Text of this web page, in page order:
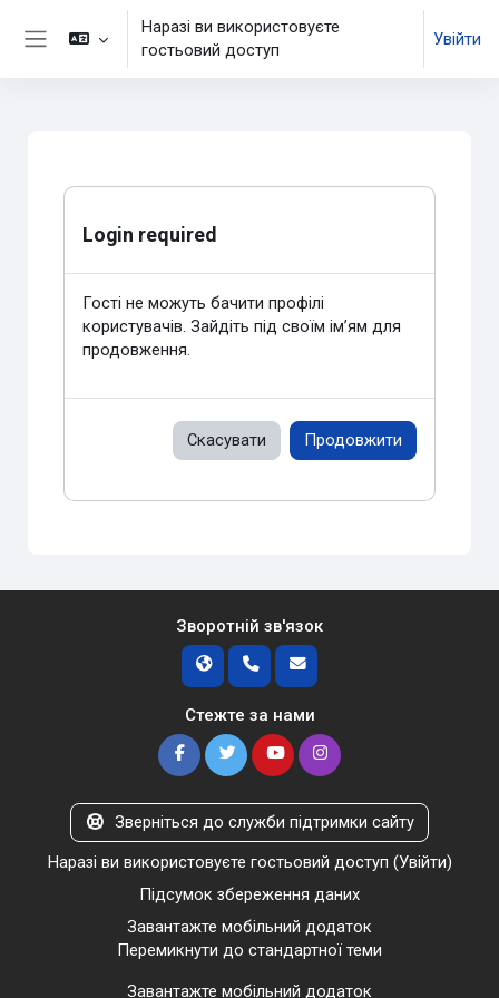
Перейти до головного вмісту
Бокова панель
Наразі ви використовуєте
гостьовий доступ
Увійти
Login required
Гості не можуть бачити профілі
користувачів. Зайдіть під своїм ім’ям для
продовження.
Скасувати Продовжити
Зворотній зв'язок
Стежте за нами
Зверніться до служби підтримки сайту
Наразі ви використовуєте гостьовий доступ (Увійти)
Підсумок збереження даних
Завантажте мобільний додаток
Перемикнути до стандартної теми
Завантажте мобільний додаток